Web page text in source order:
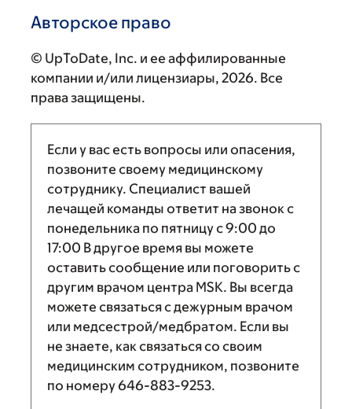
Авторское право
© UpToDate, Inc. и ее аффилированные
компании и/или лицензиары, 2026. Все
права защищены.
Если у вас есть вопросы или опасения,
позвоните своему медицинскому
сотруднику. Специалист вашей
лечащей команды ответит на звонок с
понедельника по пятницу с9:00 до
17:00 В другое время вы можете
оставить сообщение или поговорить с
другим врачом центра MSK. Вы всегда
можете связаться с дежурным врачом
или медсестрой/медбратом. Если вы
не знаете, как связаться со своим
медицинским сотрудником, позвоните
по номеру646-883-9253.